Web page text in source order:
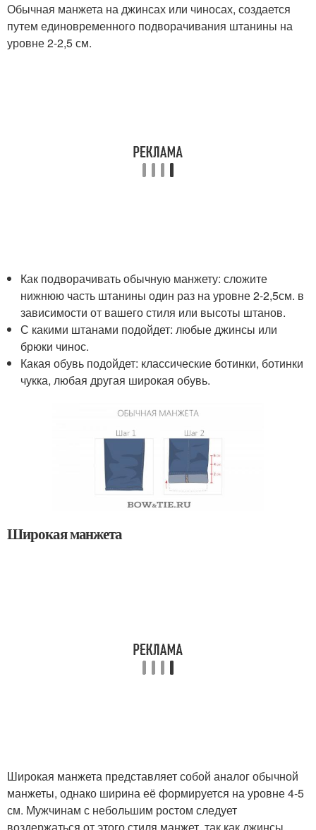
Обычная манжета на джинсах или чиносах, создается
путем единовременного подворачивания штанины на
уровне 2-2,5 см.
Как подворачивать обычную манжету: сложите
нижнюю часть штанины один раз на уровне 2-2,5см. в
зависимости от вашего стиля или высоты штанов.
С какими штанами подойдет: любые джинсы или
брюки чинос.
Какая обувь подойдет: классические ботинки, ботинки
чукка, любая другая широкая обувь.
Широкая манжета
Широкая манжета представляет собой аналог обычной
манжеты, однако ширина её формируется на уровне 4-5
см. Мужчинам с небольшим ростом следует